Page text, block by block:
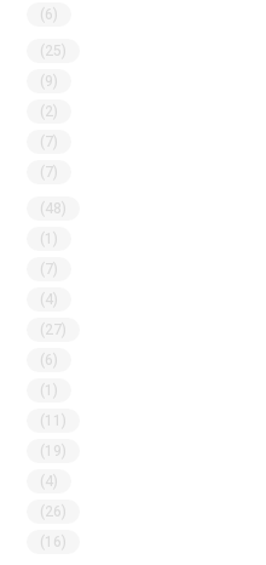
(6)
(25)
(9)
(2)
(7)
(7)
(48)
(1)
(7)
(4)
(27)
(6)
(1)
(11)
(19)
(4)
(26)
(16)